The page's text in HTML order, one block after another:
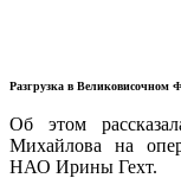
Разгрузка в Великовисочном
Об этом
Михайлова на
НАО Ирины Гехт.